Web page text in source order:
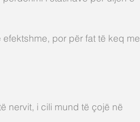
por për fat të keq me
nervit, i cili mund të çojë në